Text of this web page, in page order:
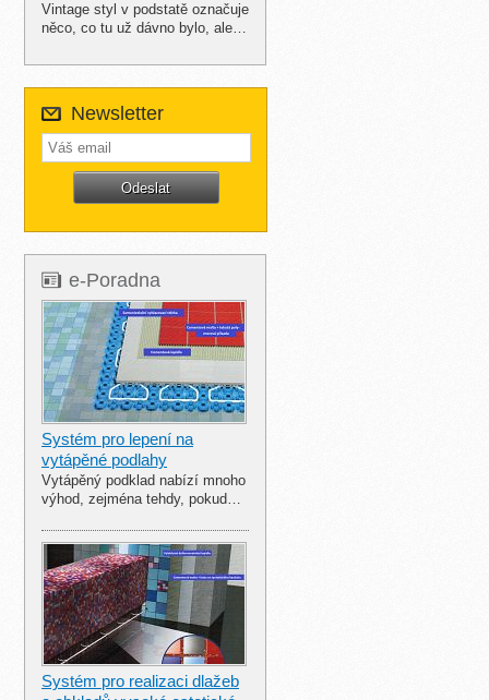
Vintage styl v podstatě označuje
něco, co tu už dávno bylo, ale…
Newsletter
e-Poradna
Systém pro lepení na
vytápěné podlahy
Vytápěný podklad nabízí mnoho
výhod, zejména tehdy, pokud…
Systém pro realizaci dlažeb